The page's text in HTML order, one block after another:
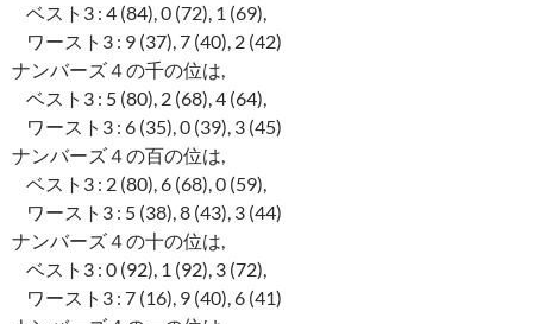
ベスト3 : 4 (84), 0 (72), 1 (69),
ワースト3 : 9 (37), 7 (40), 2 (42)
ナンバーズ４の千の位は,
ベスト3 : 5 (80), 2 (68), 4 (64),
ワースト3 : 6 (35), 0 (39), 3 (45)
ナンバーズ４の百の位は,
ベスト3 : 2 (80), 6 (68), 0 (59),
ワースト3 : 5 (38), 8 (43), 3 (44)
ナンバーズ４の十の位は,
ベスト3 : 0 (92), 1 (92), 3 (72),
ワースト3 : 7 (16), 9 (40), 6 (41)